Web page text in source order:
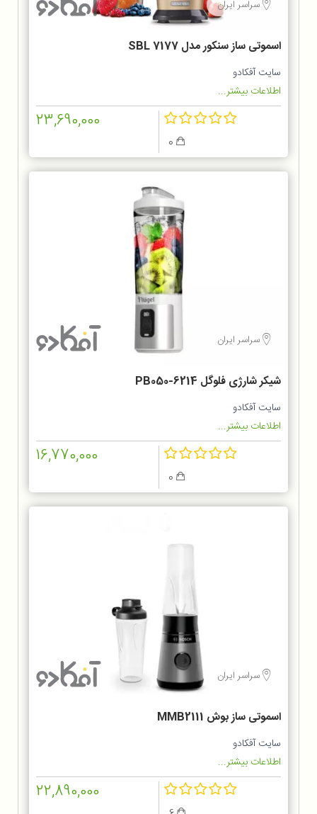
سراسر ایران
اسموتی ساز سنکور مدل SBL 7177
سایت آفکادو
اطلاعات بیشتر...
23,690,000
سراسر ایران
شیکر شارژی فلوگل PB050-6214
سایت آفکادو
اطلاعات بیشتر...
16,770,000
سراسر ایران
اسموتی ساز بوش MMB2111
سایت آفکادو
اطلاعات بیشتر...
22,890,000